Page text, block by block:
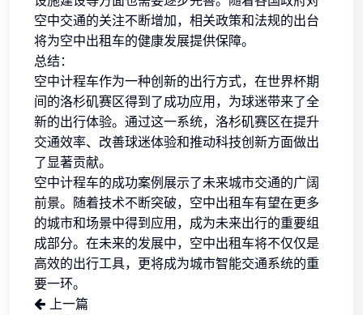
空中交通的关注不断增加，相关政策和法规的出台
将为空中出租车的健康发展提供保障。
总结：
空中计程车作为一种创新的出行方式，在世界杯期
间的洛杉矶赛区得到了成功应用，为球迷带来了全
新的出行体验。通过这一系统，洛杉矶赛区在提升
交通效率、改善球迷体验和推动科技创新方面做出
了显著贡献。
空中计程车的成功案例展示了未来城市交通的广阔
前景。随着技术不断突破，空中出租车有望在更多
的城市和场景中得到应用，成为未来出行的重要组
成部分。在未来的发展中，空中出租车将不仅仅是
高效的出行工具，更将成为城市智能交通系统的重
要一环。
上一篇